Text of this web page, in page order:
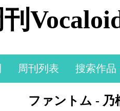
刊
周刊列表 搜索作品
ファントム - 乃